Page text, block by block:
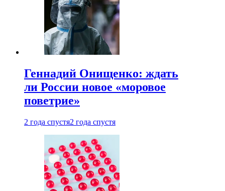
Геннадий Онищенко: ждать
ли России новое «моровое
поветрие»
2 года спустя2 года спустя